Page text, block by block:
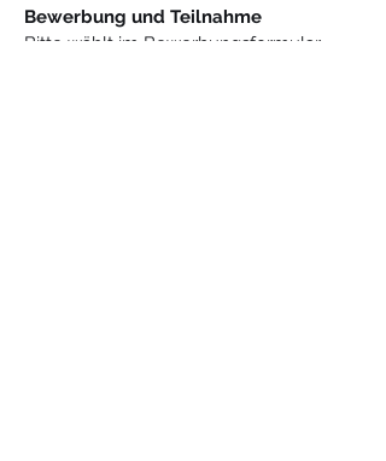
Bewerbung und Teilnahme
Bitte wählt im Bewerbungsformular